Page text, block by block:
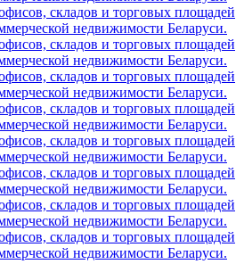
складов и торговых площадей
недвижимости Беларуси.
складов и торговых площадей
недвижимости Беларуси.
складов и торговых площадей
недвижимости Беларуси.
складов и торговых площадей
недвижимости Беларуси.
складов и торговых площадей
недвижимости Беларуси.
складов и торговых площадей
недвижимости Беларуси.
складов и торговых площадей
недвижимости Беларуси.
складов и торговых площадей
недвижимости Беларуси.